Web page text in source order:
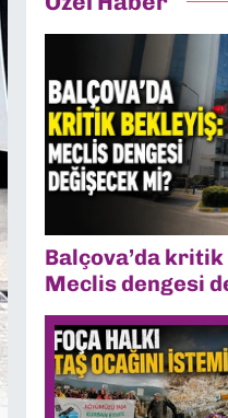
Balçova’da
Meclis dengesi